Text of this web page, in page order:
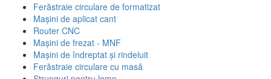
Ferăstraie circulare de formatizat
Mașini de aplicat cant
Router CNC
Mașini de frezat - MNF
Mașini de îndreptat și rindeluit
Ferăstraie circulare cu masă